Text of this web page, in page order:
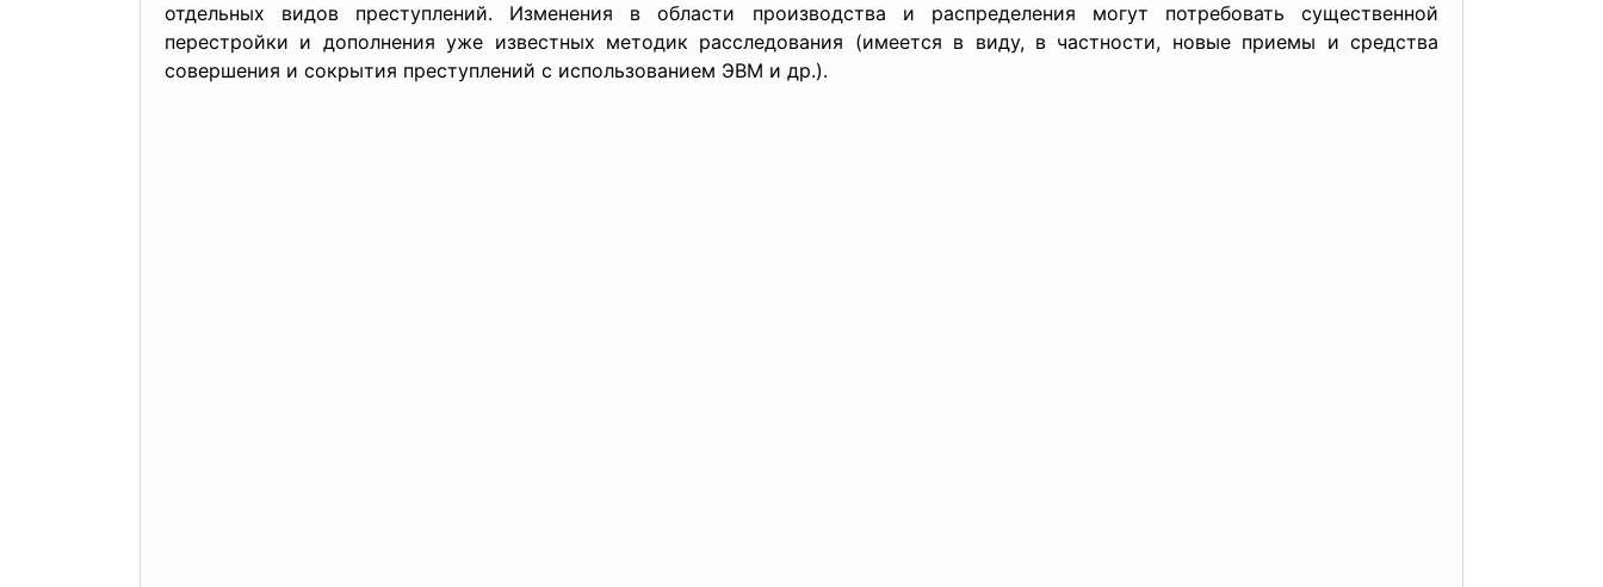
отдельных видов преступлений. Изменения в области производства и распределения могут потребовать существенной
перестройки и дополнения уже известных методик расследования (имеется в виду, в частности, новые приемы и средства
совершения и сокрытия преступлений с использованием ЭВМ и др.).